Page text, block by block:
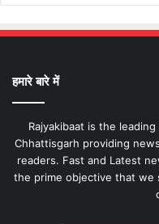
हमारे बारे में
Rajyakibaat is the
Chhattisgarh providing
readers. Fast and Latest
the prime objective that we